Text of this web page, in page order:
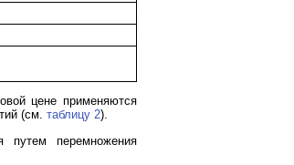
цене применяются
(см. таблицу 2).
путем перемножения